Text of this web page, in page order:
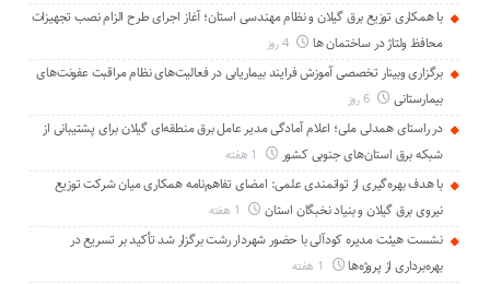
با همکاری توزیع برق گیلان و نظام مهندسی استان؛ آغاز اجرای طرح الزام نصب تجهیزات
محافظ ولتاژ در ساختمان ها
4 روز
برگزاری وبینار تخصصی آموزش فرایند بیماریابی در فعالیت‌های نظام مراقبت عفونت‌های
بیمارستانی
6 روز
در راستای همدلی ملی؛ اعلام آمادگی مدیر عامل برق منطقه‌ای گیلان برای پشتیبانی از
شبكه برق استان‌های جنوبی كشور
1 هفته
با هدف بهره‌گیری از توانمندی علمی: امضای تفاهم‌نامه همكاری میان شركت توزیع
نیروی برق گیلان و بنیاد نخبگان استان
1 هفته
نشست هیئت مدیره کودآلی با حضور شهردار رشت برگزار شد تأکید بر تسریع در
بهره‌برداری از پروژه‌ها
1 هفته